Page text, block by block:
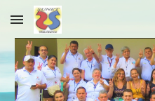
Skip to main content